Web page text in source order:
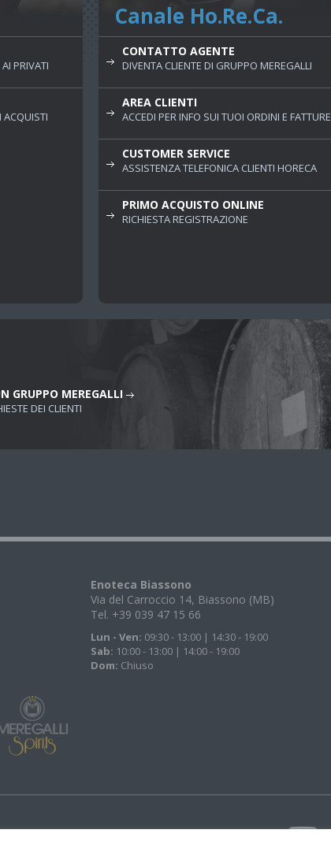
PRIVATI
ACQUISTI
Canale Ho.Re.Ca.
CONTATTO AGENTE
DIVENTA CLIENTE DI GRUPPO MEREGALLI
AREA CLIENTI
ACCEDI PER INFO SUI TUOI ORDINI E FATTURE
CUSTOMER SERVICE
ASSISTENZA TELEFONICA CLIENTI HORECA
PRIMO ACQUISTO ONLINE
RICHIESTA REGISTRAZIONE
GRUPPO MEREGALLI
DEI CLIENTI
Enoteca Biassono
Via del Carroccio 14, Biassono (MB)
Tel. +39 039 47 15 66
Lun - Ven: 09:30 - 13:00 | 14:30 - 19:00
Sab: 10:00 - 13:00 | 14:00 - 19:00
Dom: Chiuso
/ Visconti 43 Spa con unico